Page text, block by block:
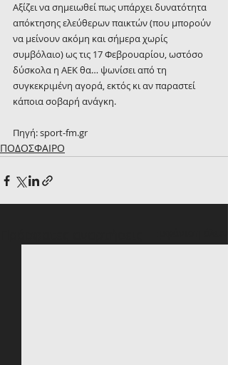
Αξίζει να σημειωθεί πως υπάρχει δυνατότητα
απόκτησης ελεύθερων παικτών (που μπορούν
να μείνουν ακόμη και σήμερα χωρίς
συμβόλαιο) ως τις 17 Φεβρουαρίου, ωστόσο
δύσκολα η ΑΕΚ θα… ψωνίσει από τη
συγκεκριμένη αγορά, εκτός κι αν παραστεί
κάποια σοβαρή ανάγκη.
Πηγή: sport-fm.gr
ΠΟΔΟΣΦΑΙΡΟ